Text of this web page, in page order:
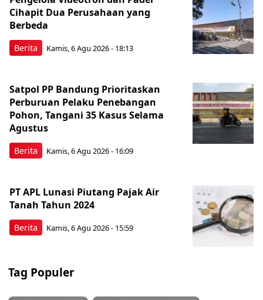
Berita
Cihapit Dua Perusahaan yang
Berbeda
Kamis, 6 Agu 2026 - 18:13
Berita
Satpol PP Bandung Prioritaskan
Perburuan Pelaku Penebangan
Pohon, Tangani 35 Kasus Selama
Agustus
Kamis, 6 Agu 2026 - 16:09
Berita
PT APL Lunasi Piutang Pajak Air
Tanah Tahun 2024
Kamis, 6 Agu 2026 - 15:59
Tag Populer